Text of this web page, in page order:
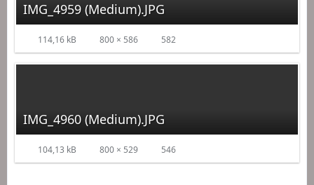
IMG_4959 (Medium).JPG
114,16 kB 800 × 586 582
IMG_4960 (Medium).JPG
104,13 kB 800 × 529 546